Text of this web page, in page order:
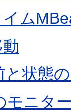
イム
と状態
モニタ